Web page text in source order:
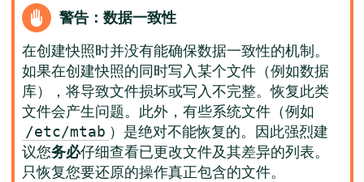
警告：数据一致性
在创建快照时并没有能确保数据一致性的机制。
如果在创建快照的同时写入某个文件（例如数据
库），将导致文件损坏或写入不完整。恢复此类
文件会产生问题。此外，有些系统文件（例如
/etc/mtab ）是绝对不能恢复的。因此强烈建
议您务必仔细查看已更改文件及其差异的列表。
只恢复您要还原的操作真正包含的文件。